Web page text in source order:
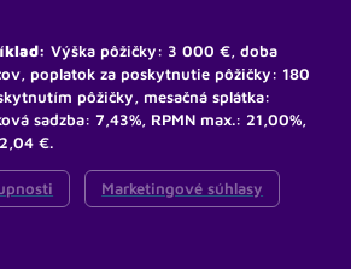
Výška pôžičky: 3 000 €, doba
poplatok za poskytnutie pôžičky: 180
pôžičky, mesačná splátka:
sadzba: 7,43%, RPMN max.: 21,00%,
€.
Marketingové súhlasy